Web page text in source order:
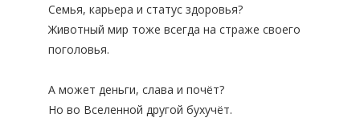
Семья, карьера и статус здоровья?
Животный мир тоже всегда на страже своего
поголовья.
А может деньги, слава и почёт?
Но во Вселенной другой бухучёт.